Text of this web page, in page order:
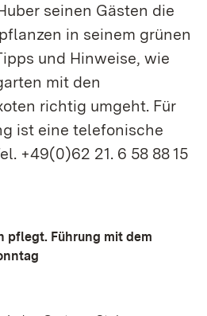
seinen Gästen die
in seinem grünen
und Hinweise, wie
mit den
richtig umgeht. Für
ist eine telefonische
+49(0)62 21. 6 58 88 15
pflegt. Führung mit dem